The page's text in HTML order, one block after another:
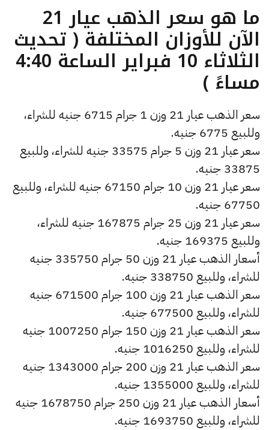
ما هو سعر الذهب عيار 21
الآن للأوزان المختلفة ( تحديث
الثلاثاء 10 فبراير الساعة 4:40
مساءً )
سعر الذهب عيار 21 وزن 1 جرام 6715 جنيه للشراء،
وللبيع 6775 جنيه.
سعر عيار 21 وزن 5 جرام 33575 جنيه للشراء، وللبيع
33875 جنيه.
سعر عيار 21 وزن 10 جرام 67150 جنيه للشراء، وللبيع
67750 جنيه.
سعر عيار 21 وزن 25 جرام 167875 جنيه للشراء،
وللبيع 169375 جنيه.
أسعار الذهب عيار 21 وزن 50 جرام 335750 جنيه
للشراء، وللبيع 338750 جنيه.
سعر الذهب عيار 21 وزن 100 جرام 671500 جنيه
للشراء، وللبيع 677500 جنيه.
سعر الذهب عيار 21 وزن 150 جرام 1007250 جنيه
للشراء، وللبيع 1016250 جنيه.
سعر الذهب عيار 21 وزن 200 جرام 1343000 جنيه
للشراء، وللبيع 1355000 جنيه.
أسعار الذهب عيار 21 وزن 250 جرام 1678750 جنيه
للشراء، وللبيع 1693750 جنيه.